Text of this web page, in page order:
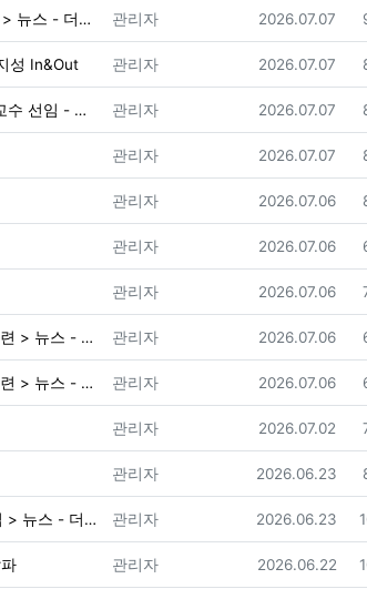
조선대학교 원스톱학생상담센터, 2026학년도 1학기 CSU멘토단 활동 성료 > 뉴스 - 더코리아 등록자
관리자 등록일
2026.07.07
성 In&Out 등록자
관리자 등록일
2026.07.07
조선대학교 법인 22대 이사장에 가톨릭대학교 명예교수 역사학자 안병욱 교수 선임 - 데일리스포츠한국 등록자
관리자 등록일
2026.07.07
등록자
관리자 등록일
2026.07.07
등록자
관리자 등록일
2026.07.06
등록자
관리자 등록일
2026.07.06
등록자
관리자 등록일
2026.07.06
조선대학교 글로컬대학 연차평가 B등급 획득으로 웰에이징 특성화 기반 마련 > 뉴스 - 더코리아 등록자
관리자 등록일
2026.07.06
조선대학교 글로컬대학 연차평가 B등급 획득으로 웰에이징 특성화 기반 마련 > 뉴스 - 더코리아 등록자
관리자 등록일
2026.07.06
등록자
관리자 등록일
2026.07.02
등록자
관리자 등록일
2026.06.23
- 더코리아 등록자
관리자 등록일
2026.06.23
등록자
관리자 등록일
2026.06.22